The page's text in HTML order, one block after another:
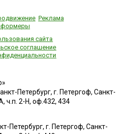
Реклама
сайта
соглашение
Петербург, г. Петергоф, Санкт-
ч.п. 2-Н, оф.432, 434
Петербург, г. Петергоф, Санкт-